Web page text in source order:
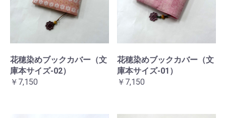
花穂染めブックカバー（文
庫本サイズ-02）
￥7,150
花穂染めブックカバー（文
庫本サイズ-01）
￥7,150